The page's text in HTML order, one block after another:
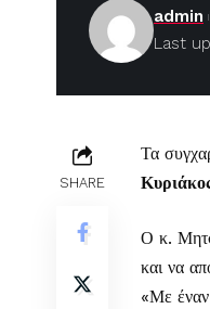
Last
admin
SHARE
Τα
Ο κ.
και να
«Με έναν